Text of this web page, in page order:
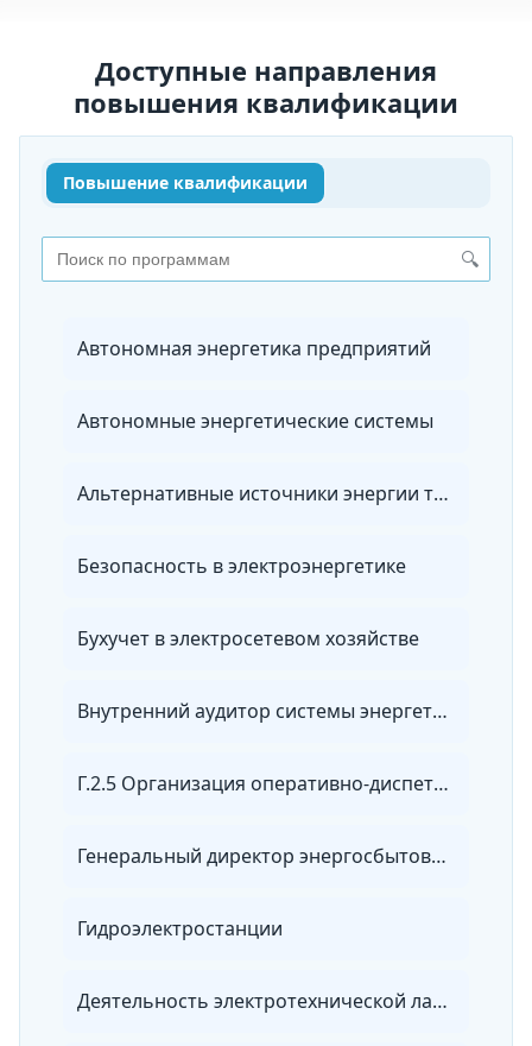
Доступные направления
повышения квалификации
Повышение квалификации
🔍
Автономная энергетика предприятий
Автономные энергетические системы
Альтернативные источники энергии транспортных средств
Безопасность в электроэнергетике
Бухучет в электросетевом хозяйстве
Внутренний аудитор системы энергетического менеджмента
Г.2.5 Организация оперативно-диспетчерского управления в электроэнергетике
Генеральный директор энергосбытовой организации
Гидроэлектростанции
Деятельность электротехнической лаборатории